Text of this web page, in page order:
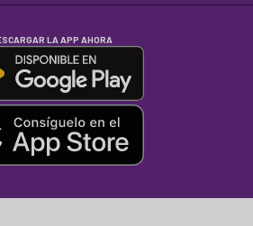
LA APP AHORA